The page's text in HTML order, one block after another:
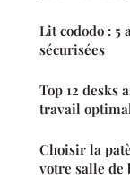
Lit cododo : 5
sécurisées
Top 12 desks
travail
Choisir la
votre salle de